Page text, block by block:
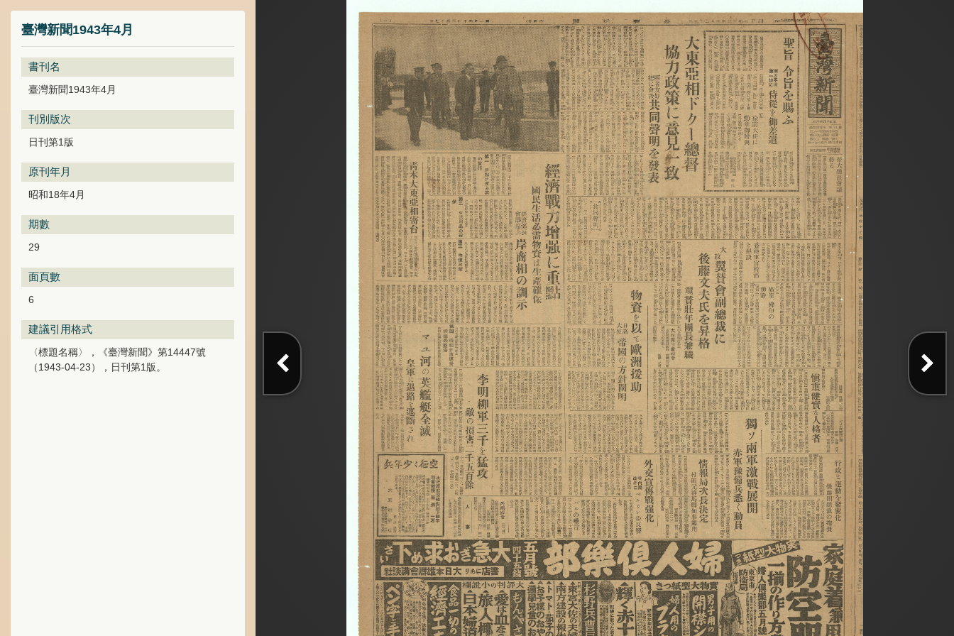
臺灣新聞1943年4月
書刊名
臺灣新聞1943年4月
刊別版次
日刊第1版
原刊年月
昭和18年4月
期數
29
面頁數
6
建議引用格式
〈標題名稱〉，《臺灣新聞》第14447號
（1943-04-23），日刊第1版。